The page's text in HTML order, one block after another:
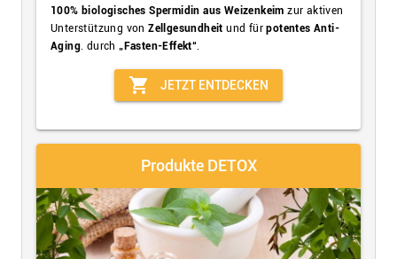
100% biologisches Spermidin aus Weizenkeim zur aktiven
Unterstützung vonZellgesundheitund fürpotentes Anti-
Aging . durch „Fasten-Effekt“
shopping_cart JETZT ENTDECKEN
Produkte DETOX